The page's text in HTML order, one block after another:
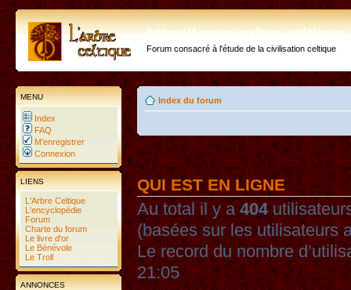
http://forum.arbre-
Forum consacré à l'étude de la civilisation celtique
MENU
Index
FAQ
M’enregistrer
Connexion
LIENS
L'Arbre Celtique
L'encyclopédie
Forum
Charte du forum
Le livre d'or
Le Bénévole
Le Troll
ANNONCES
Index du forum
QUI EST EN LIGNE
Au total il y a404
(basées sur les utilisateurs
Le record du nombre
21:05